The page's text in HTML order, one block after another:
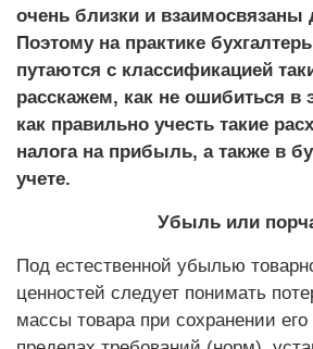
очень близки и взаимосвязаны
Поэтому на практике
путаются с классификацией
расскажем, как не ошибиться в
как правильно учесть такие
налога на прибыль, а также в
учете.
Убыль или
Под естественной убылью
ценностей следует понимать
массы товара при сохранении его